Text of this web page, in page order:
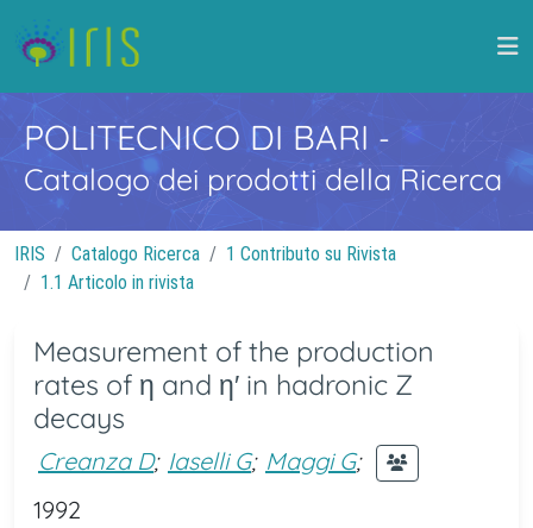
POLITECNICO DI BARI -
Catalogo dei prodotti della Ricerca
IRIS Catalogo Ricerca
1 Contributo su Rivista
1.1 Articolo in rivista
Measurement of the production
rates of η and η′ in hadronic Z
decays
Creanza D; Iaselli G; Maggi G;
1992